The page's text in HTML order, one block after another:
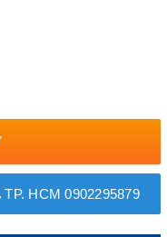
TP. HCM 0902295879